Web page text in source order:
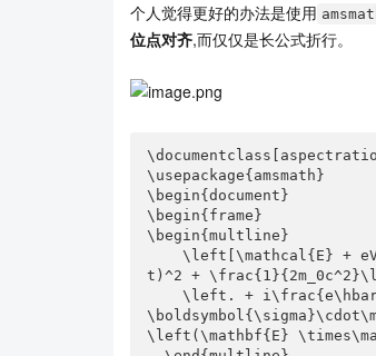
个人觉得更好的办法是使用
位点对齐,而仅仅是长公式折行。
\usepackage{amsmath}
\begin{document}
\begin{frame}
\begin{multline}
    \left[\mathcal{E} + eV - \frac{1}{2m}\left(\mathbf{p} + \frac{e}{c}\mathbf{A}\righ
t)^2 +
    \left. + i\frac{e\hbar}{(2m_0c)^2}\mathbf{E}\cdot\mathbf{p} - \frac{e\hbar}{2m_0c}
\left(\mathbf{E}